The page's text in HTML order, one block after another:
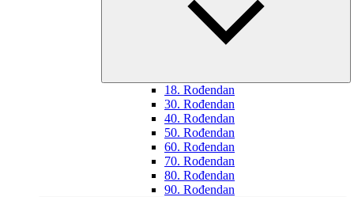
18. Rođendan
30. Rođendan
40. Rođendan
50. Rođendan
60. Rođendan
70. Rođendan
80. Rođendan
90. Rođendan